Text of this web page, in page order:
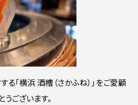
る「横浜 酒槽（さかふね）」をご愛顧
うございます。